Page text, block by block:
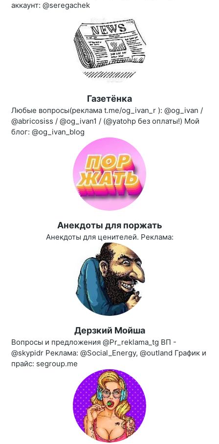
аккаунт: @seregachek
Газетёнка
Любые вопросы(реклама t.me/og_ivan_r ): @og_ivan /
@abricosiss / @og_ivan1 / (@yatohp без оплаты!) Мой
блог: @og_ivan_blog
Aнекдоты для поржать
Анекдоты для ценителей. Реклама:
Дерзкий Мойша
Вопросы и предложения @Pr_reklama_tg ВП -
@skypidr Реклама: @Social_Energy, @outland График и
прайс: segroup.me